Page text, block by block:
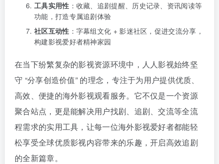
工具实用性 ：收藏、追剧提醒、历史记录、资讯阅读等
功能，打造专属追剧体验
社区互动性 ：字幕组文化 + 影迷社区，促进交流分享，
构建影视爱好者精神家园
在当下纷繁复杂的影视资源环境中，人人影视始终坚
守 “分享创造价值” 的理念，专注于为用户提供优质、
高效、便捷的海外影视观看服务。它不仅是一个资源
聚合站点，更是能解决用户找剧、追剧、交流等全流
程需求的实用工具，让每一位海外影视爱好者都能轻
松享受全球优质影视内容带来的乐趣，开启高效追剧
的全新篇章。